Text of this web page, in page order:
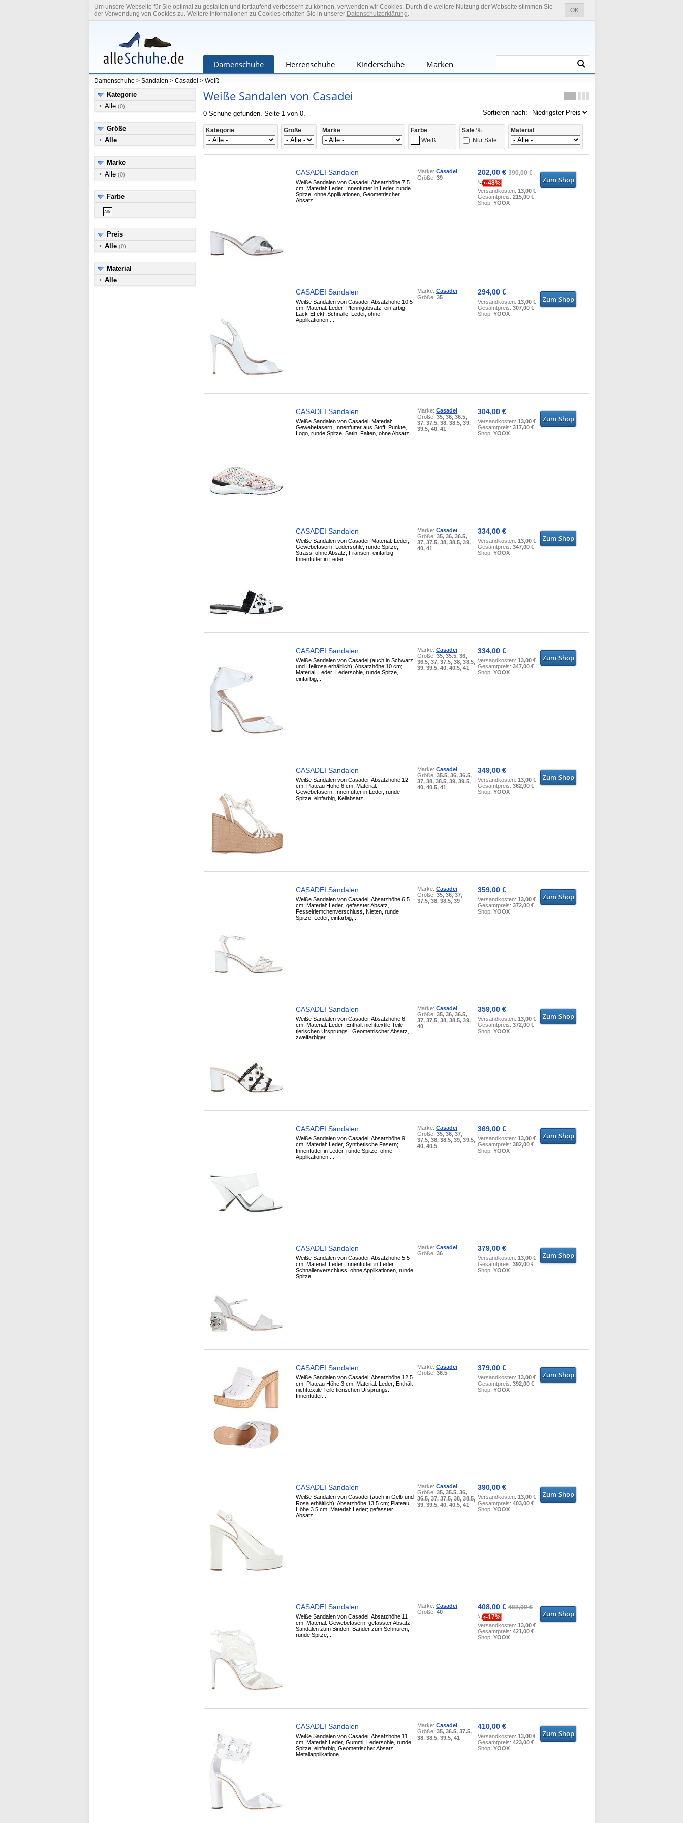
OK
Um unsere Webseite für Sie optimal zu gestalten und fortlaufend verbessern zu können, verwenden wir Cookies. Durch die weitere Nutzung der Webseite stimmen Sie
der Verwendung von Cookies zu. Weitere Informationen zu Cookies erhalten Sie in unserer Datenschutzerklärung.
Damenschuhe Herrenschuhe Kinderschuhe Marken
Damenschuhe> Sandalen > Casadei > Weiß
Kategorie
Alle (0)
Größe
Alle
Marke
Alle (0)
Farbe
Preis
Alle (0)
Material
Alle
Weiße Sandalen von Casadei
Sortieren nach:
0 Schuhe gefunden. Seite 1 von 0.
Kategorie Größe Marke
Farbe
Weiß
Sale %
Nur Sale
Material
CASADEI Sandalen
Weiße Sandalen von Casadei; Absatzhöhe 7.5
cm; Material: Leder; Innenfutter in Leder, runde
Spitze, ohne Applikationen, Geometrischer
Absatz,...
Marke:Casadei
Größe:39
202,00 €390,00 €
-48%
Versandkosten:13,00 €
Gesamtpreis:215,00 €
Shop:YOOX
CASADEI Sandalen
Weiße Sandalen von Casadei; Absatzhöhe 10.5
cm; Material: Leder; Pfennigabsatz, einfarbig,
Lack-Effekt, Schnalle, Leder, ohne
Applikationen,...
Marke:Casadei
Größe:35
294,00 €
Versandkosten:13,00 €
Gesamtpreis:307,00 €
Shop:YOOX
CASADEI Sandalen
Weiße Sandalen von Casadei; Material:
Gewebefasern; Innenfutter aus Stoff, Punkte,
Logo, runde Spitze, Satin, Falten, ohne Absatz.
Marke:Casadei
Größe:35, 36, 36.5,
37, 37.5, 38, 38.5, 39,
39.5, 40, 41
304,00 €
Versandkosten:13,00 €
Gesamtpreis:317,00 €
Shop:YOOX
CASADEI Sandalen
Weiße Sandalen von Casadei; Material: Leder,
Gewebefasern; Ledersohle, runde Spitze,
Strass, ohne Absatz, Fransen, einfarbig,
Innenfutter in Leder.
Marke:Casadei
Größe:35, 36, 36.5,
37, 37.5, 38, 38.5, 39,
40, 41
334,00 €
Versandkosten:13,00 €
Gesamtpreis:347,00 €
Shop:YOOX
CASADEI Sandalen
Weiße Sandalen von Casadei (auch in Schwarz
und Hellrosa erhältlich); Absatzhöhe 10 cm;
Material: Leder; Ledersohle, runde Spitze,
einfarbig,...
Marke:Casadei
Größe:35, 35.5, 36,
36.5, 37, 37.5, 38, 38.5,
39, 39.5, 40, 40.5, 41
334,00 €
Versandkosten:13,00 €
Gesamtpreis:347,00 €
Shop:YOOX
CASADEI Sandalen
Weiße Sandalen von Casadei; Absatzhöhe 12
cm; Plateau Höhe 6 cm; Material:
Gewebefasern; Innenfutter in Leder, runde
Spitze, einfarbig, Keilabsatz...
Marke:Casadei
Größe:35.5, 36, 36.5,
37, 38, 38.5, 39, 39.5,
40, 40.5, 41
349,00 €
Versandkosten:13,00 €
Gesamtpreis:362,00 €
Shop:YOOX
CASADEI Sandalen
Weiße Sandalen von Casadei; Absatzhöhe 6.5
cm; Material: Leder; gefasster Absatz,
Fesselriemchenverschluss, Nieten, runde
Spitze, Leder, einfarbig,...
Marke:Casadei
Größe:35, 36, 37,
37.5, 38, 38.5, 39
359,00 €
Versandkosten:13,00 €
Gesamtpreis:372,00 €
Shop:YOOX
CASADEI Sandalen
Weiße Sandalen von Casadei; Absatzhöhe 6
cm; Material: Leder; Enthält nichttextile Teile
tierischen Ursprungs., Geometrischer Absatz,
zweifarbiger...
Marke:Casadei
Größe:35, 36, 36.5,
37, 37.5, 38, 38.5, 39,
40
359,00 €
Versandkosten:13,00 €
Gesamtpreis:372,00 €
Shop:YOOX
CASADEI Sandalen
Weiße Sandalen von Casadei; Absatzhöhe 9
cm; Material: Leder, Synthetische Fasern;
Innenfutter in Leder, runde Spitze, ohne
Applikationen,...
Marke:Casadei
Größe:35, 36, 37,
37.5, 38, 38.5, 39, 39.5,
40, 40.5
369,00 €
Versandkosten:13,00 €
Gesamtpreis:382,00 €
Shop:YOOX
CASADEI Sandalen
Weiße Sandalen von Casadei; Absatzhöhe 5.5
cm; Material: Leder; Innenfutter in Leder,
Schnallenverschluss, ohne Applikationen, runde
Spitze,...
Marke:Casadei
Größe:36
379,00 €
Versandkosten:13,00 €
Gesamtpreis:392,00 €
Shop:YOOX
CASADEI Sandalen
Weiße Sandalen von Casadei; Absatzhöhe 12.5
cm; Plateau Höhe 3 cm; Material: Leder; Enthält
nichttextile Teile tierischen Ursprungs.,
Innenfutter...
Marke:Casadei
Größe:36.5
379,00 €
Versandkosten:13,00 €
Gesamtpreis:392,00 €
Shop:YOOX
CASADEI Sandalen
Weiße Sandalen von Casadei (auch in Gelb und
Rosa erhältlich); Absatzhöhe 13.5 cm; Plateau
Höhe 3.5 cm; Material: Leder; gefasster
Absatz,...
Marke:Casadei
Größe:35, 35.5, 36,
36.5, 37, 37.5, 38, 38.5,
39, 39.5, 40, 40.5, 41
390,00 €
Versandkosten:13,00 €
Gesamtpreis:403,00 €
Shop:YOOX
CASADEI Sandalen
Weiße Sandalen von Casadei; Absatzhöhe 11
cm; Material: Gewebefasern; gefasster Absatz,
Sandalen zum Binden, Bänder zum Schnüren,
runde Spitze,...
Marke:Casadei
Größe:40
408,00 €492,00 €
-17%
Versandkosten:13,00 €
Gesamtpreis:421,00 €
Shop:YOOX
CASADEI Sandalen
Weiße Sandalen von Casadei; Absatzhöhe 11
cm; Material: Leder, Gummi; Ledersohle, runde
Spitze, einfarbig, Geometrischer Absatz,
Metallapplikatione...
Marke:Casadei
Größe:35, 36.5, 37.5,
38, 38.5, 39.5, 41
410,00 €
Versandkosten:13,00 €
Gesamtpreis:423,00 €
Shop:YOOX